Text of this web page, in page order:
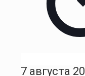
7 августа